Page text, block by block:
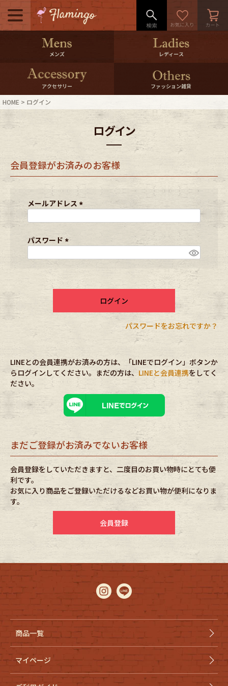
メニュー
500pt＆10％Offクーポンプレゼン
ト
10％0ffクーポンプレゼント
ログイン・会員登録 LINE ID連携
マイページ
ご利用ガイド International Shipping
店舗紹介 特集一覧
スタッフコーディネート
年代から探す
メンズ商品カテゴリーから探す
Tops Outer
Bottoms Fafatt
レディース商品カテゴリーから探す
Bottoms
Outer One Piece
Fafatt
小物・アクセサリーから探す
Eye Wear
Stall・Scarf
Accessory
Belt antique goods
Keyring vintage bicycle
FAFATT
メンズ レディース
アクセサリー ファッション雑貨
HOME ログイン
ログイン
会員登録がお済みのお客様
メールアドレス
)
パスワード
ログイン
パスワードをお忘れですか？
LINEとの会員連携がお済みの方は、「LINEでログイン」ボタンか
らログインしてください。まだの方は、 LINEと会員連携をしてく
ださい。
まだご登録がお済みでないお客様
会員登録をしていただきますと、二度目のお買い物時にとても便
利です。
お気に入り商品をご登録いただけるなどお買い物が便利になりま
す。
会員登録
商品一覧
マイページ